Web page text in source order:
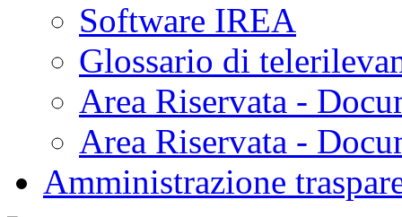
Software IREA
Glossario di
Area Riservata -
Area Riservata -
Amministrazione